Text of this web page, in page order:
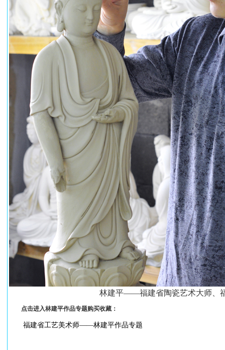
林建平——福建省陶瓷艺术大师、
点击进入林建平作品专题购买收藏：
福建省工艺美术师——林建平作品专题